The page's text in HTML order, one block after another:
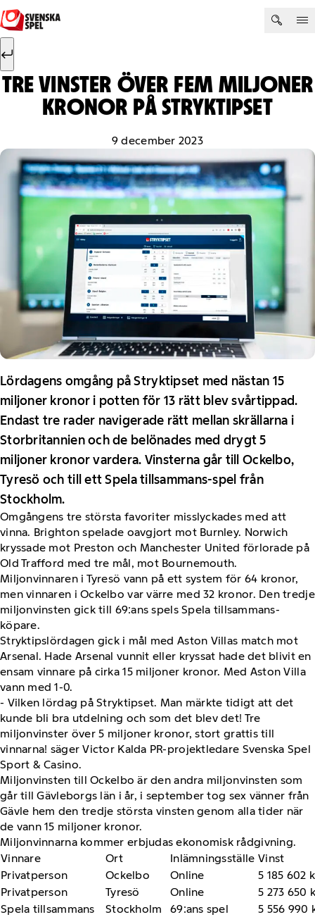
Hoppa till innehåll
Sök efter:
TRE VINSTER ÖVER FEM MILJONER
KRONOR PÅ STRYKTIPSET
9 december 2023
Lördagens omgång på Stryktipset med nästan 15
miljoner kronor i potten för 13 rätt blev svårtippad.
Endast tre rader navigerade rätt mellan skrällarna i
Storbritannien och de belönades med drygt 5
miljoner kronor vardera. Vinsterna går till Ockelbo,
Tyresö och till ett Spela tillsammans-spel från
Stockholm.
Omgångens tre största favoriter misslyckades med att
vinna. Brighton spelade oavgjort mot Burnley. Norwich
kryssade mot Preston och Manchester United förlorade på
Old Trafford med tre mål, mot Bournemouth.
Miljonvinnaren i Tyresö vann på ett system för 64 kronor,
men vinnaren i Ockelbo var värre med 32 kronor. Den tredje
miljonvinsten gick till 69:ans spels Spela tillsammans-
köpare.
Stryktipslördagen gick i mål med Aston Villas match mot
Arsenal. Hade Arsenal vunnit eller kryssat hade det blivit en
ensam vinnare på cirka 15 miljoner kronor. Med Aston Villa
vann med 1-0.
- Vilken lördag på Stryktipset. Man märkte tidigt att det
kunde bli bra utdelning och som det blev det! Tre
miljonvinster över 5 miljoner kronor, stort grattis till
vinnarna! säger Victor Kalda PR-projektledare Svenska Spel
Sport & Casino.
Miljonvinsten till Ockelbo är den andra miljonvinsten som
går till Gävleborgs län i år, i september tog sex vänner från
Gävle hem den tredje största vinsten genom alla tider när
de vann 15 miljoner kronor.
Miljonvinnarna kommer erbjudas ekonomisk rådgivning.
Vinnare
Ort Inlämningsställe Vinst
Privatperson
Ockelbo Online
5 185 602
Privatperson
Tyresö Online
5 273 650
Spela tillsammans
Stockholm 69:ans spel 5 556 990